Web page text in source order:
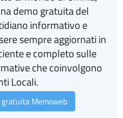
demo gratuita del
informativo e
sempre aggiornati in
e completo sulle
che coinvolgono
Locali.
Memoweb